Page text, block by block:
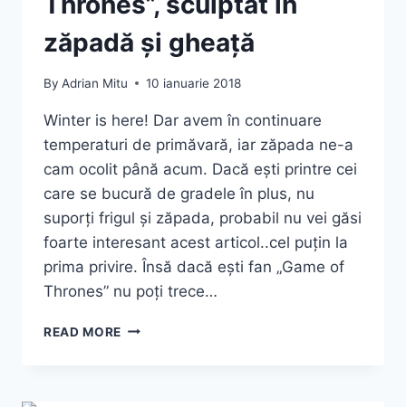
GAME
OF
THRONES
zăpadă și gheață
By Adrian Mitu 10 ianuarie 2018
Winter is here! Dar avem în continuare
temperaturi de primăvară, iar zăpada ne-a
cam ocolit până acum. Dacă ești printre cei
care se bucură de gradele în plus, nu
suporți frigul și zăpada, probabil nu vei găsi
foarte interesant acest articol..cel puțin la
prima privire. Însă dacă ești fan „Game of
Thrones” nu poți trece…
READ MORE UNIVERSUL